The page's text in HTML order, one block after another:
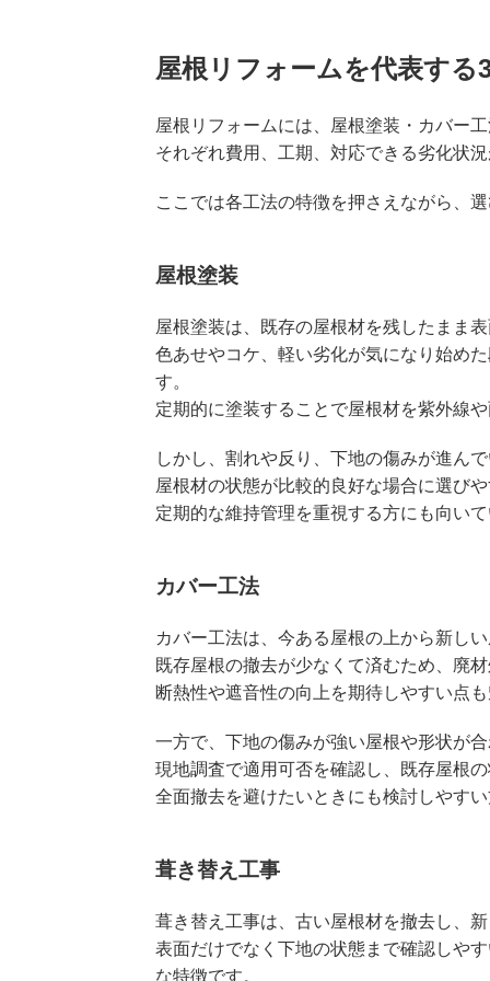
屋根リフォームを代表す
屋根リフォームには、屋根塗装・カバー
それぞれ費用、工期、対応できる劣化状
ここでは各工法の特徴を押さえながら、
屋根塗装
屋根塗装は、既存の屋根材を残したまま
色あせやコケ、軽い劣化が気になり始め
す。
定期的に塗装することで屋根材を紫外線
しかし、割れや反り、下地の傷みが進ん
屋根材の状態が比較的良好な場合に選び
定期的な維持管理を重視する方にも向い
カバー工法
カバー工法は、今ある屋根の上から新し
既存屋根の撤去が少なくて済むため、廃
断熱性や遮音性の向上を期待しやすい点
一方で、下地の傷みが強い屋根や形状が
現地調査で適用可否を確認し、既存屋根
全面撤去を避けたいときにも検討しやす
葺き替え工事
葺き替え工事は、古い屋根材を撤去し、
表面だけでなく下地の状態まで確認しや
な特徴です。